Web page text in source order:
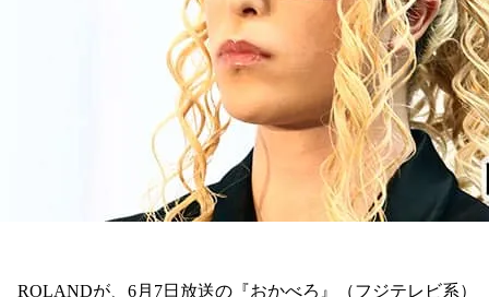
ROLANDが、6月7日放送の『おかべろ』（フジテレビ系）